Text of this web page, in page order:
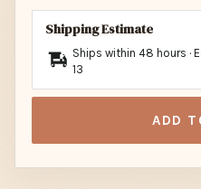
Shipping Estimate
Ships within 48 hours ·
13
ADD